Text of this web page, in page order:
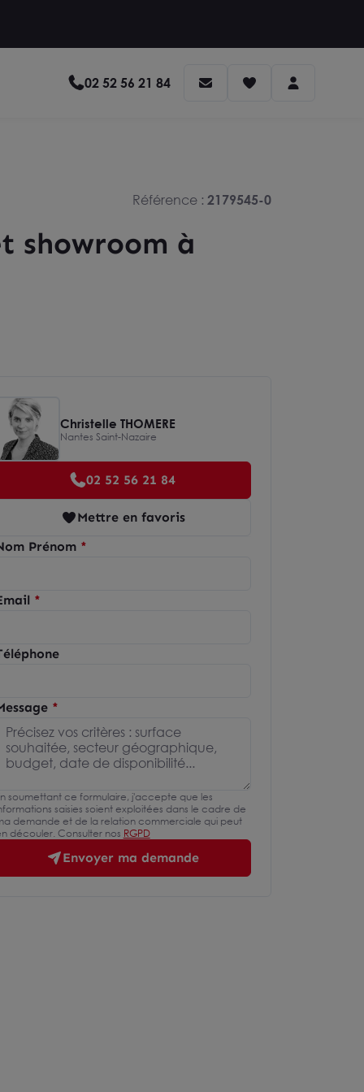
02 52 56 21 84
Référence : 2179545-0
showroom à
Christelle THOMERE
Nantes Saint-Nazaire
02 52 56 21 84
Mettre en favoris
Prénom
soumettant ce formulaire, j'accepte que les
saisies soient exploitées dans le cadre de
demande et de la relation commerciale qui peut
découler. Consulter nos RGPD
Envoyer ma demande